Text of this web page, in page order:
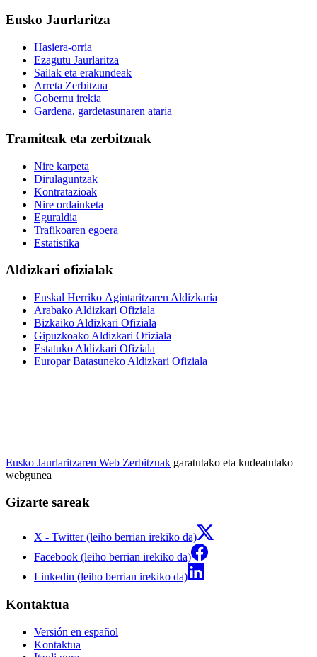
Eusko Jaurlaritza
Hasiera-orria
Ezagutu Jaurlaritza
Sailak eta erakundeak
Arreta Zerbitzua
Gobernu irekia
Gardena, gardetasunaren ataria
Tramiteak eta zerbitzuak
Nire karpeta
Dirulaguntzak
Kontratazioak
Nire ordainketa
Eguraldia
Trafikoaren egoera
Estatistika
Aldizkari ofizialak
Euskal Herriko Agintaritzaren Aldizkaria
Arabako Aldizkari Ofiziala
Bizkaiko Aldizkari Ofiziala
Gipuzkoako Aldizkari Ofiziala
Estatuko Aldizkari Ofiziala
Europar Batasuneko Aldizkari Ofiziala
Eusko Jaurlaritzaren Web Zerbitzuak garatutako eta kudeatutako
webgunea
Gizarte sareak
X - Twitter (leiho berrian irekiko da)
Facebook (leiho berrian irekiko da)
Linkedin (leiho berrian irekiko da)
Kontaktua
Versión en español
Kontaktua